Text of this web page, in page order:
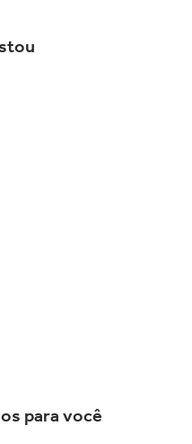
para você